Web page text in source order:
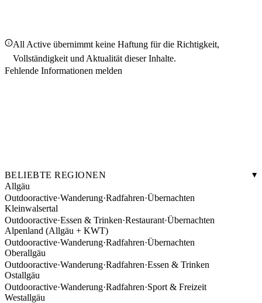
All Active übernimmt keine Haftung für die Richtigkeit,
Vollständigkeit und Aktualität dieser Inhalte.
Fehlende Informationen melden
BELIEBTE REGIONEN
Allgäu
Outdooractive·Wanderung·Radfahren·Übernachten
Kleinwalsertal
Outdooractive·Essen & Trinken·Restaurant·Übernachten
Alpenland (Allgäu + KWT)
Outdooractive·Wanderung·Radfahren·Übernachten
Oberallgäu
Outdooractive·Wanderung·Radfahren·Essen & Trinken
Ostallgäu
Outdooractive·Wanderung·Radfahren·Sport & Freizeit
Westallgäu